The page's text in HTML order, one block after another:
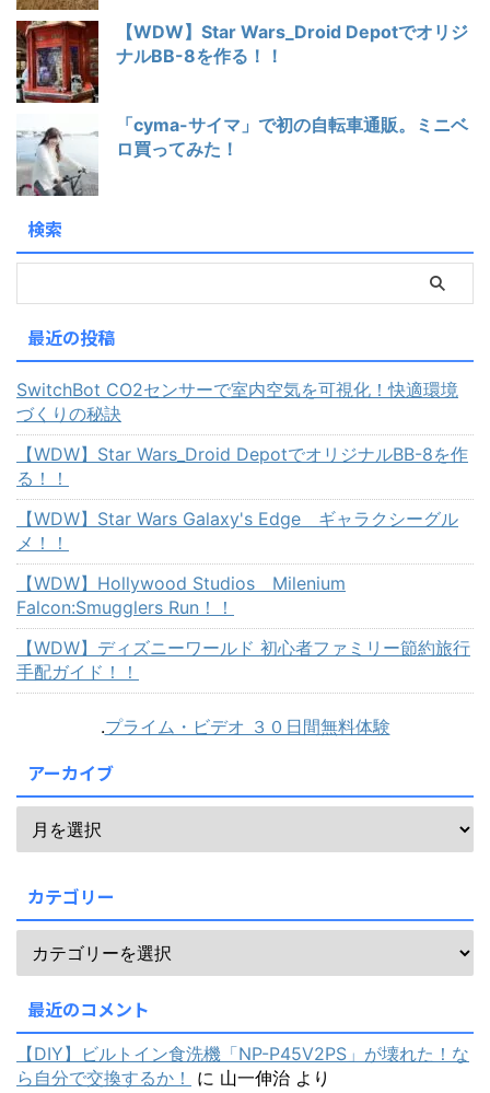
【WDW】Star Wars_Droid Depotでオリジ
ナルBB-8を作る！！
「cyma-サイマ」で初の自転車通販。ミニベ
ロ買ってみた！
検索
最近の投稿
SwitchBot CO2センサーで室内空気を可視化！快適環境
づくりの秘訣
【WDW】Star Wars_Droid DepotでオリジナルBB-8を作
る！！
【WDW】Star Wars Galaxy's Edge ギャラクシーグル
メ！！
【WDW】Hollywood Studios Milenium
Falcon:Smugglers Run！！
【WDW】ディズニーワールド 初心者ファミリー節約旅行
手配ガイド！！
.プライム・ビデオ ３０日間無料体験
アーカイブ
カテゴリー
最近のコメント
【DIY】ビルトイン食洗機「NP-P45V2PS」が壊れた！な
ら自分で交換するか！
に 山一伸治 より